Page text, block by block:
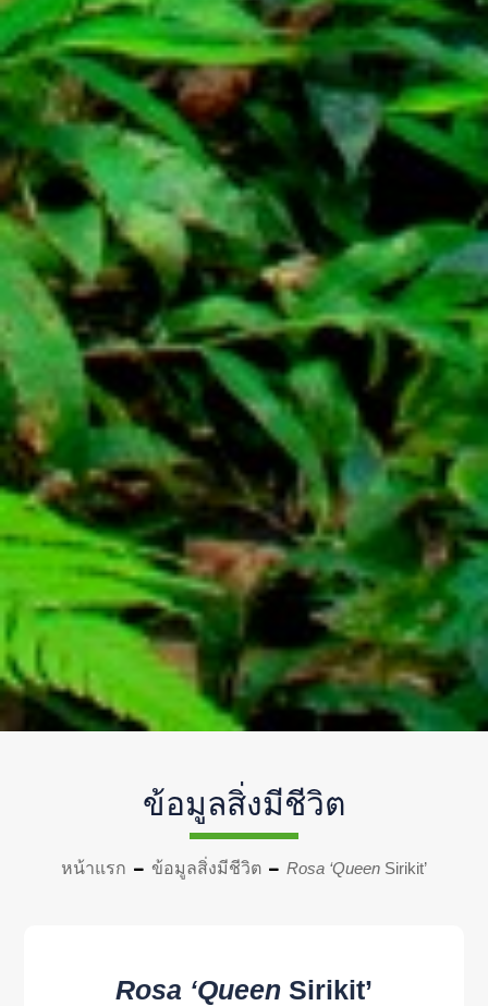
ข้อมูลสิ่งมีชีวิต
หน้าแรก ข้อมูลสิ่งมีชีวิต Rosa ‘Queen Sirikit’
Rosa ‘Queen Sirikit’